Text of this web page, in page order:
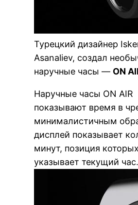
Турецкий дизайнер
Asanaliev, создал
наручные часы — ON
Наручные часы ON AIR
показывают время в
минималистичным
дисплей показывает
минут, позиция которых
указывает текущий час.